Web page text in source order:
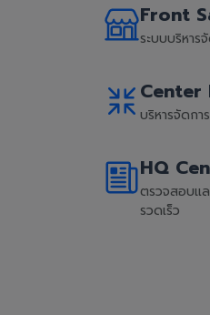
Front
ระบบบริหาร
Center
บริหารจัดกา
HQ
ตรวจสอบแ
รวดเร็ว